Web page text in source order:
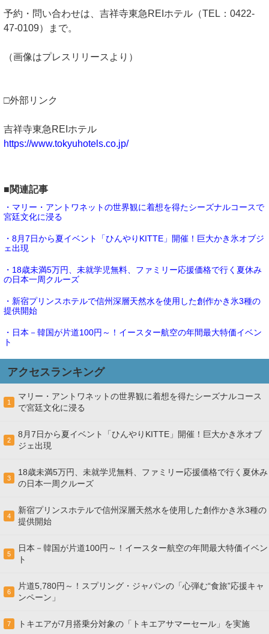
予約・問い合わせは、吉祥寺東急REIホテル（TEL：0422-
47-0109）まで。
（画像はプレスリリースより）
□外部リンク
吉祥寺東急REIホテル
https://www.tokyuhotels.co.jp/
■関連記事
・マリー・アントワネットの世界観に着想を得たシーズナルコースで
宮廷文化に浸る
・8月7日から夏イベント「ひんやりKITTE」開催！巨大かき氷オブジ
ェ出現
・18歳未満5万円、未就学児無料、ファミリー応援価格で行く夏休み
の日本一周クルーズ
・新宿プリンスホテルで信州深層天然水を使用した創作かき氷3種の
提供開始
・日本－韓国が片道100円～！イースター航空の年間最大特価イベン
ト
アクセスランキング
1
マリー・アントワネットの世界観に着想を得たシーズナルコース
で宮廷文化に浸る
2
8月7日から夏イベント「ひんやりKITTE」開催！巨大かき氷オブ
ジェ出現
3
18歳未満5万円、未就学児無料、ファミリー応援価格で行く夏休み
の日本一周クルーズ
4
新宿プリンスホテルで信州深層天然水を使用した創作かき氷3種の
提供開始
5
日本－韓国が片道100円～！イースター航空の年間最大特価イベン
ト
6
片道5,780円～！スプリング・ジャパンの「心弾む“食旅”応援キャ
ンペーン」
7 トキエアが7月搭乗分対象の「トキエアサマーセール」を実施